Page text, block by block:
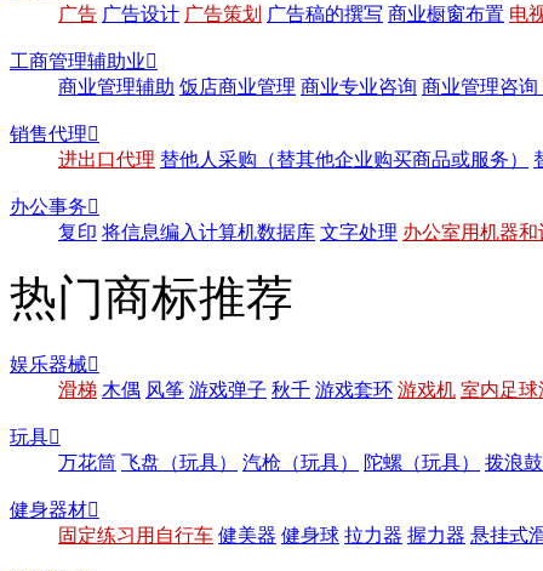
广告 广告设计 广告策划 广告稿的撰写 商业橱窗布置 电
工商管理辅助业
商业管理辅助 饭店商业管理 商业专业咨询 商业管理咨询
销售代理
进出口代理 替他人采购（替其他企业购买商品或服务）
办公事务
复印 将信息编入计算机数据库 文字处理 办公室用机器
热门商标推荐
娱乐器械
滑梯 木偶 风筝 游戏弹子 秋千 游戏套环 游戏机 室内足球
玩具
万花筒 飞盘（玩具） 汽枪（玩具） 陀螺（玩具） 拨浪
健身器材
固定练习用自行车 健美器 健身球 拉力器 握力器 悬挂式